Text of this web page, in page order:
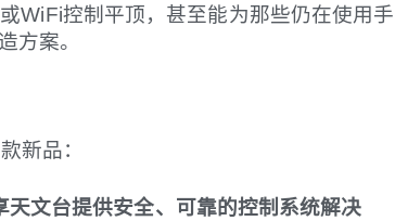
WiFi控制平顶，甚至能为那些仍在使用
方案。
新品：
天文台提供安全、可靠的控制系统解决